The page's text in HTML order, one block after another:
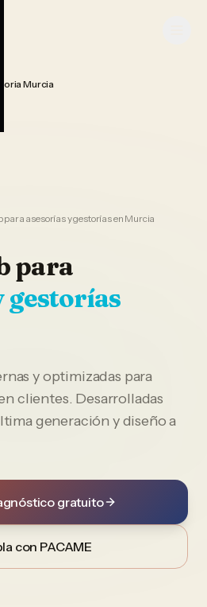
Murcia
para asesorías y gestorías en Murcia
para
gestorías
y optimizadas para
clientes. Desarrolladas
generación y diseño a
gratuito
con PACAME